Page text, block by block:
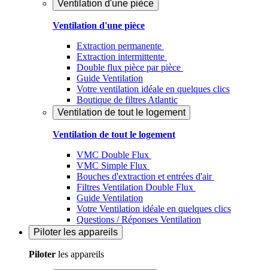
Ventilation d'une pièce
Ventilation d'une pièce
Extraction permanente
Extraction intermittente
Double flux pièce par pièce
Guide Ventilation
Votre ventilation idéale en quelques clics
Boutique de filtres Atlantic
Ventilation de tout le logement
Ventilation de tout le logement
VMC Double Flux
VMC Simple Flux
Bouches d'extraction et entrées d'air
Filtres Ventilation Double Flux
Guide Ventilation
Votre Ventilation idéale en quelques clics
Questions / Réponses Ventilation
Piloter les appareils
Piloter les appareils